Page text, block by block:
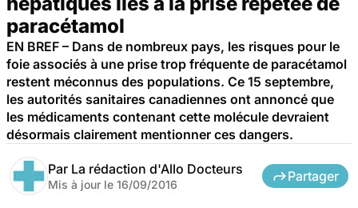
paracétamol
EN BREF – Dans de nombreux pays, les risques pour le
foie associés à une prise trop fréquente de paracétamol
restent méconnus des populations. Ce 15 septembre,
les autorités sanitaires canadiennes ont annoncé que
les médicaments contenant cette molécule devraient
désormais clairement mentionner ces dangers.
Par La rédaction d'Allo Docteurs
Mis à jour le 16/09/2016
Partager